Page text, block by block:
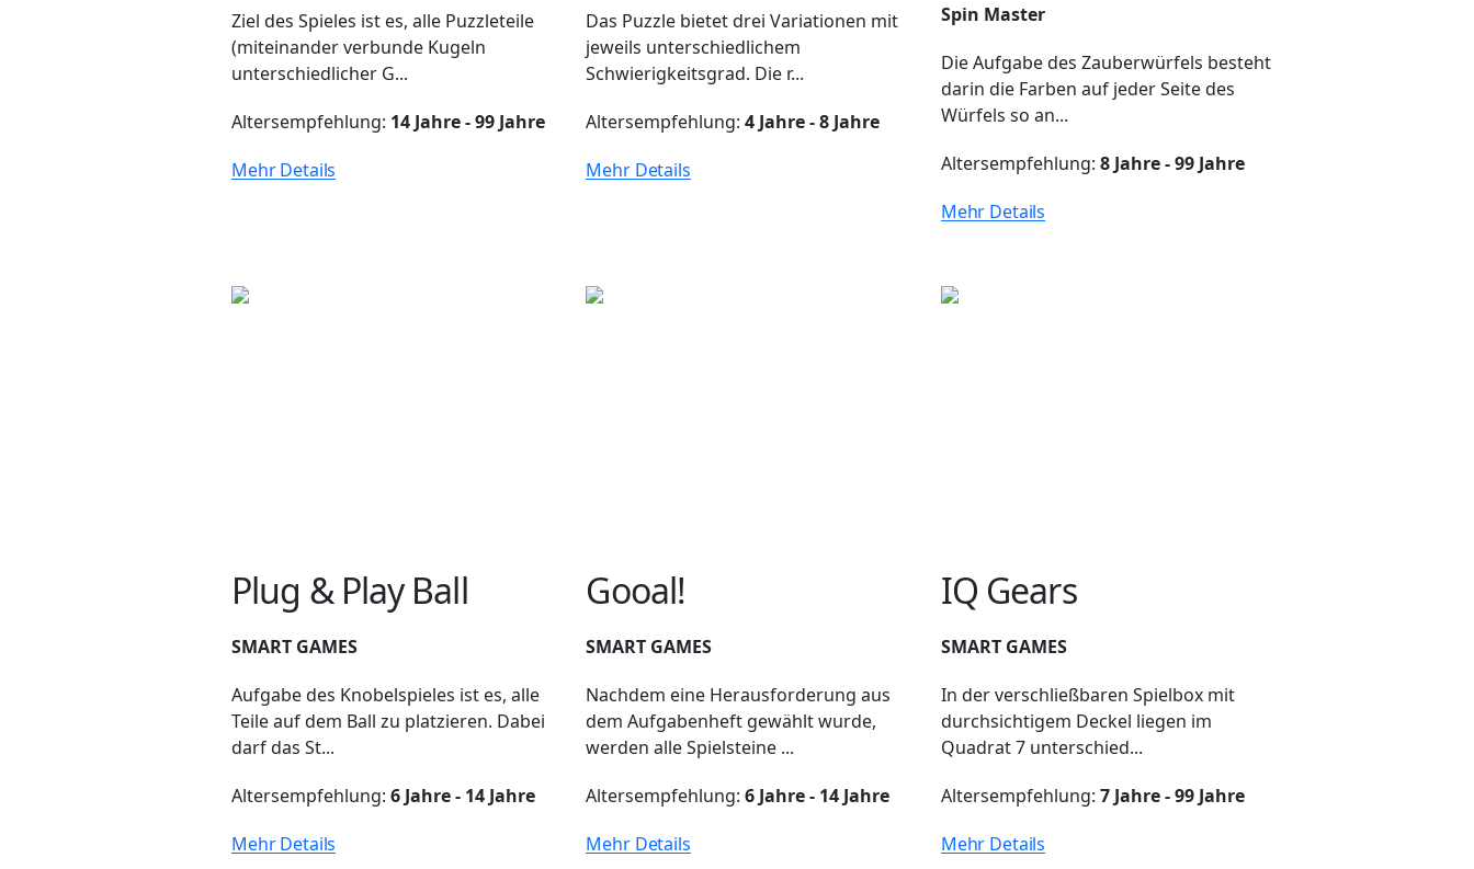
Ziel des Spieles ist es, alle Puzzleteile
(miteinander verbunde Kugeln
unterschiedlicher G...
Altersempfehlung: 14 Jahre - 99 Jahre
Mehr Details
Das Puzzle bietet drei Variationen mit
jeweils unterschiedlichem
Schwierigkeitsgrad. Die r...
Altersempfehlung:4 Jahre - 8 Jahre
Mehr Details
Spin Master
Die Aufgabe des Zauberwürfels besteht
darin die Farben auf jeder Seite des
Würfels so an...
Altersempfehlung: 8 Jahre - 99 Jahre
Mehr Details
Plug & Play Ball
SMART GAMES
Aufgabe des Knobelspieles ist es, alle
Teile auf dem Ball zu platzieren. Dabei
darf das St...
Altersempfehlung:6 Jahre - 14 Jahre
Mehr Details
Gooal!
SMART GAMES
Nachdem eine Herausforderung aus
dem Aufgabenheft gewählt wurde,
werden alle Spielsteine ...
Altersempfehlung:6 Jahre - 14 Jahre
Mehr Details
IQ Gears
SMART GAMES
In der verschließbaren Spielbox mit
durchsichtigem Deckel liegen im
Quadrat 7 unterschied...
Altersempfehlung: 7 Jahre - 99 Jahre
Mehr Details